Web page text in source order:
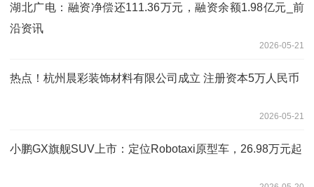
湖北广电：融资净偿还111.36万元，融资余额1.98亿元_前
沿资讯
2026-05-21
热点！杭州晨彩装饰材料有限公司成立 注册资本5万人民币
2026-05-21
小鹏GX旗舰SUV上市：定位Robotaxi原型车，26.98万元起